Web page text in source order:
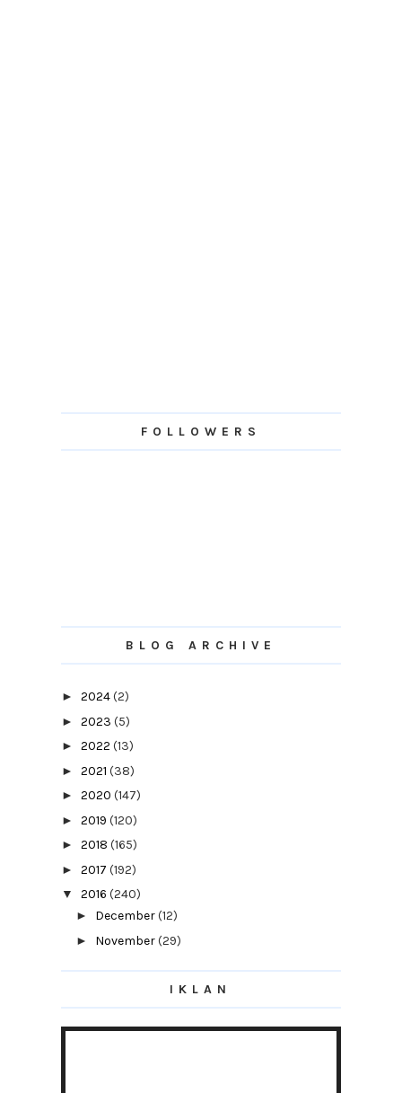
FOLLOWERS
BLOG ARCHIVE
► 2024(2)
► 2023 (5)
► 2022 (13)
► 2021 (38)
► 2020 (147)
► 2019 (120)
► 2018 (165)
► 2017 (192)
▼ 2016 (240)
► December(12)
► November(29)
(12)
IKLAN